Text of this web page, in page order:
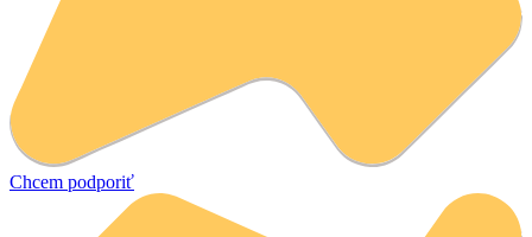
Chcem podporiť